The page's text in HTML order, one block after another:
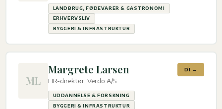
LANDBRUG, FØDEVARER & GASTRONOMI
ERHVERVSLIV
BYGGERI & INFRASTRUKTUR
ML
Margrete Larsen
HR-direktør, Verdo A/S
UDDANNELSE & FORSKNING
BYGGERI & INFRASTRUKTUR
DI →